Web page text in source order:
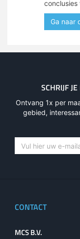
conclusies
Ga naar
SCHRIJF
Ontvang 1x per
gebied,
CONTACT
MCS B.V.